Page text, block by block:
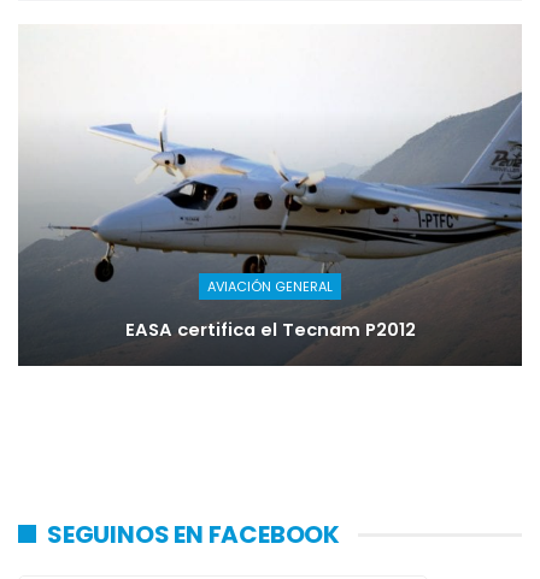
AVIACIÓN GENERAL
EASA certifica el Tecnam P2012
SEGUINOS EN FACEBOOK